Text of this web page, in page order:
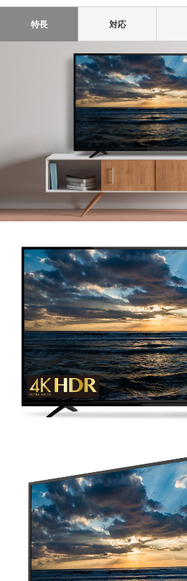
特長 対応